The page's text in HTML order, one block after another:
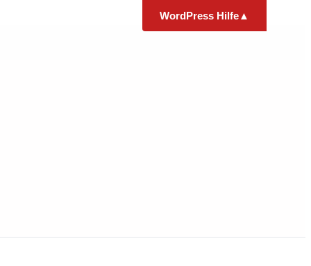
Kostenlose
WordPress Hilfe▲